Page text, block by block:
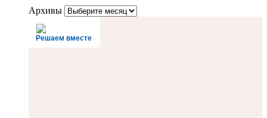
Архивы
Решаем вместе